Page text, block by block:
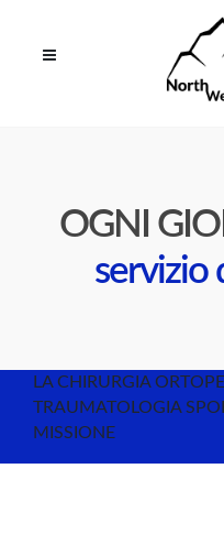
OGNI
servizio
LA CHIRURGIA
TRAUMATOLOGIA
MISSIONE